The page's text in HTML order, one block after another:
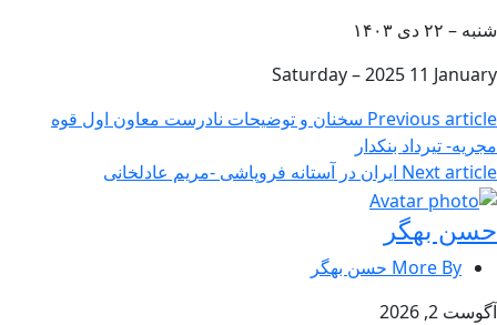
شنبه – ۲۲ دی ۱۴۰۳
Saturday – 2025 11 January
Previous article سخنان و توضیحات نادرست معاون اول قوه
مجریه- تیرداد بنکدار
Next article ایران در آستانه فروپاشی -مریم عادلخانی
حسن بهگر
More By حسن بهگر
آگوست 2, 2026